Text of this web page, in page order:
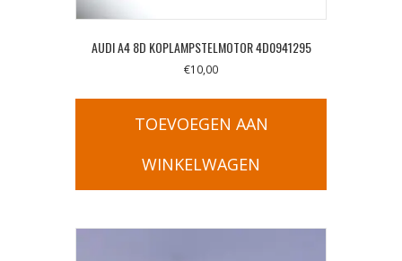
AUDI A4 8D KOPLAMPSTELMOTOR 4D0941295
€10,00
TOEVOEGEN AAN
WINKELWAGEN